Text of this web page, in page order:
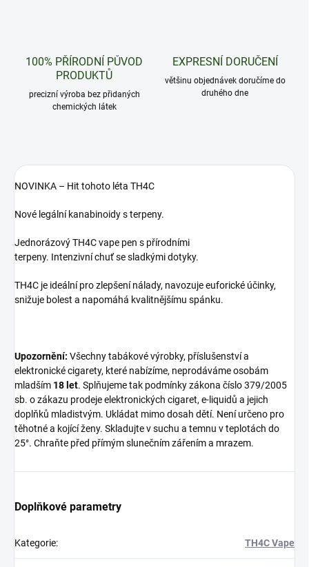
100% PŘÍRODNÍ PŮVOD
PRODUKTŮ
precizní výroba bez přidaných
chemických látek
EXPRESNÍ DORUČENÍ
většinu objednávek doručíme do
druhého dne
NOVINKA – Hit tohoto léta TH4C
Nové legální kanabinoidys terpeny.
JednorázovýTH4Cvape pen s přírodními
terpeny. Intenzivníchuťse sladkými dotyky.
TH4C je ideální prozlepšení nálady, navozuje euforické účinky,
snižuje bolest a napomáhá kvalitnějšímu spánku.
Upozornění: Všechny tabákové výrobky, příslušenství a
elektronické cigarety, které nabízíme, neprodáváme osobám
mladším 18 let. Splňujeme tak podmínky zákona číslo 379/2005
sb. o zákazu prodeje elektronických cigaret, e-liquidů a jejich
doplňků mladistvým. Ukládat mimo dosah dětí. Není určeno pro
těhotné a kojící ženy. Skladujte v suchu a temnu v teplotách do
25°. Chraňte před přímým slunečním zářením a mrazem.
Doplňkové parametry
Kategorie: TH4C Vape